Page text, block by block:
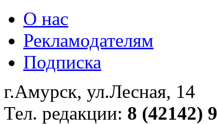
О нас
Рекламодателям
Подписка
г.Амурск, ул.Лесная, 14
Тел. редакции: 8 (42142)